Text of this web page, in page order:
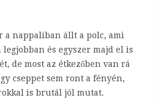
a nappaliban állt a polc, ami
és egyszer majd el is
de most az étkezőben van rá
cseppet sem ront a fényén,
is brutál jól mutat.